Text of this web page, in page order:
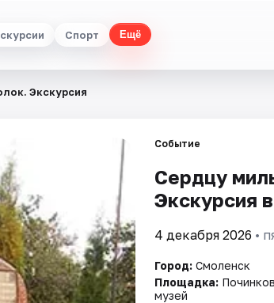
Спорт Ещё
Экскурсия
Событие
Сердцу
Экскурсия
4 декабря 2026 •
Город: Смоленск
Площадка:
музей